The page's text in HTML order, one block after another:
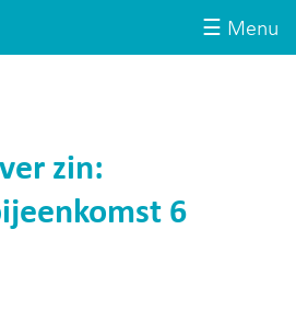
☰ Menu
zin:
6